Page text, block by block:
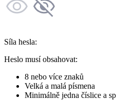
Síla hesla:
Heslo musí obsahovat:
8 nebo více znaků
Velká a malá písmena
Minimálně jedna číslice a